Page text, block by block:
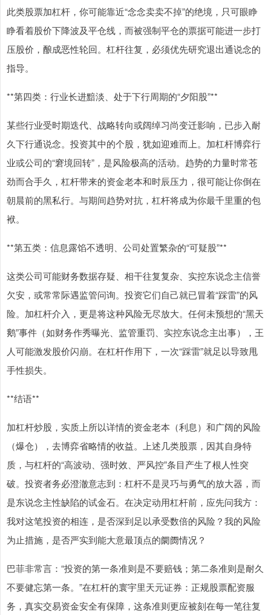
此类股票加杠杆，你可能靠近“念念卖卖不掉”的绝境，只可眼睁
睁看着股价下降波及平仓线，而被强制平仓的票据可能进一步打
压股价，酿成恶性轮回。杠杆往复，必须优先研究退出通说念的
指导。
**第四类：行业长进黯淡、处于下行周期的“夕阳股”**
某些行业受时期迭代、战略转向或阔绰习尚变迁影响，已步入耐
久下行通说念。投资其中的个股，犹如迎难而上。加杠杆博弈行
业或公司的“窘境回转”，是风险极高的活动。趋势的力量时常苍
劲而合手久，杠杆带来的资金老本和时辰压力，很可能让你倒在
朝晨前的黑私行。与期间趋势对抗，杠杆将成为你最千里重的包
袱。
**第五类：信息露馅不透明、公司处置繁杂的“可疑股”**
这类公司可能财务数据存疑、相干往复复杂、实控东说念主信誉
欠安，或常常际遇监管问询。投资它们自己就已冒着“踩雷”的风
险。加杠杆介入，更是将这种风险无尽放大。任何未预想的“黑天
鹅”事件（如财务作秀曝光、监管重罚、实控东说念主出事），王
人可能激发股价闪崩。在杠杆作用下，一次“踩雷”就足以导致甩
手性损失。
**结语**
加杠杆炒股，实质上所以详情的资金老本（利息）和广阔的风险
（爆仓），去博弈省略情的收益。上述几类股票，因其自身特
质，与杠杆的“高波动、强时效、严风控”条目产生了根人性突
破。投资者务必澄澈意志到：杠杆不是灵巧与勇气的放大器，而
是东说念主性缺陷的试金石。在决定动用杠杆前，应先问我方：
我对这笔投资的相连，是否深到足以承受数倍的风险？我的风险
为止措施，是否严实到能大意最顶点的阛阓情况？
巴菲非常言：“投资的第一条准则是不要赔钱；第二条准则是耐久
不要健忘第一条。”在杠杆的寰宇里天元证券：正规股票配资服
务，真实交易资金安全有保障，这条准则更应被刻在每一笔往复